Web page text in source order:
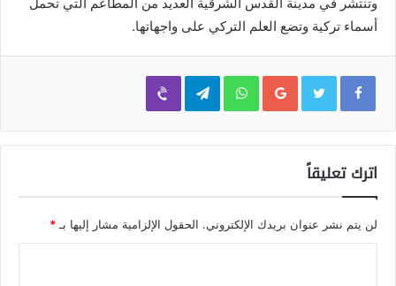
أسماء تركية وتضع العلم التركي على واجهاتها.
Google+
WhatsApp
Telegram
Viber
اترك تعليقاً
لن يتم نشر عنوان بريدك الإلكتروني. الحقول الإلزامية مشار إليها بـ *